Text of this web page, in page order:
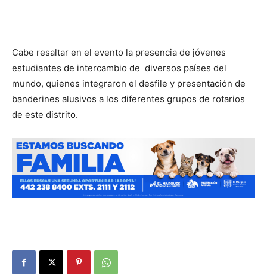
Cabe resaltar en el evento la presencia de jóvenes
estudiantes de intercambio de diversos países del
mundo, quienes integraron el desfile y presentación de
banderines alusivos a los diferentes grupos de rotarios
de este distrito.